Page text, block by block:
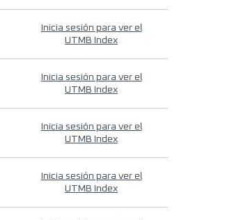
Inicia sesión para ver el
UTMB Index
Inicia sesión para ver el
UTMB Index
Inicia sesión para ver el
UTMB Index
Inicia sesión para ver el
UTMB Index